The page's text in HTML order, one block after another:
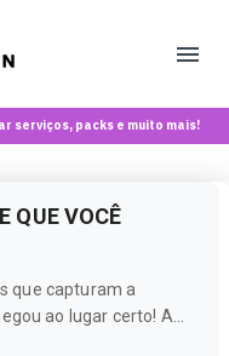
serviços, packs e muito mais!
QUE VOCÊ
que capturam a
ao lugar certo! A